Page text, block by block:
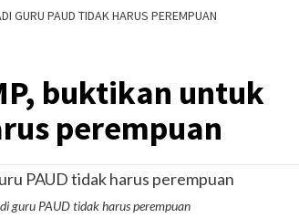
GURU PAUD TIDAK HARUS PEREMPUAN
buktikan untuk
perempuan
guru PAUD tidak harus perempuan